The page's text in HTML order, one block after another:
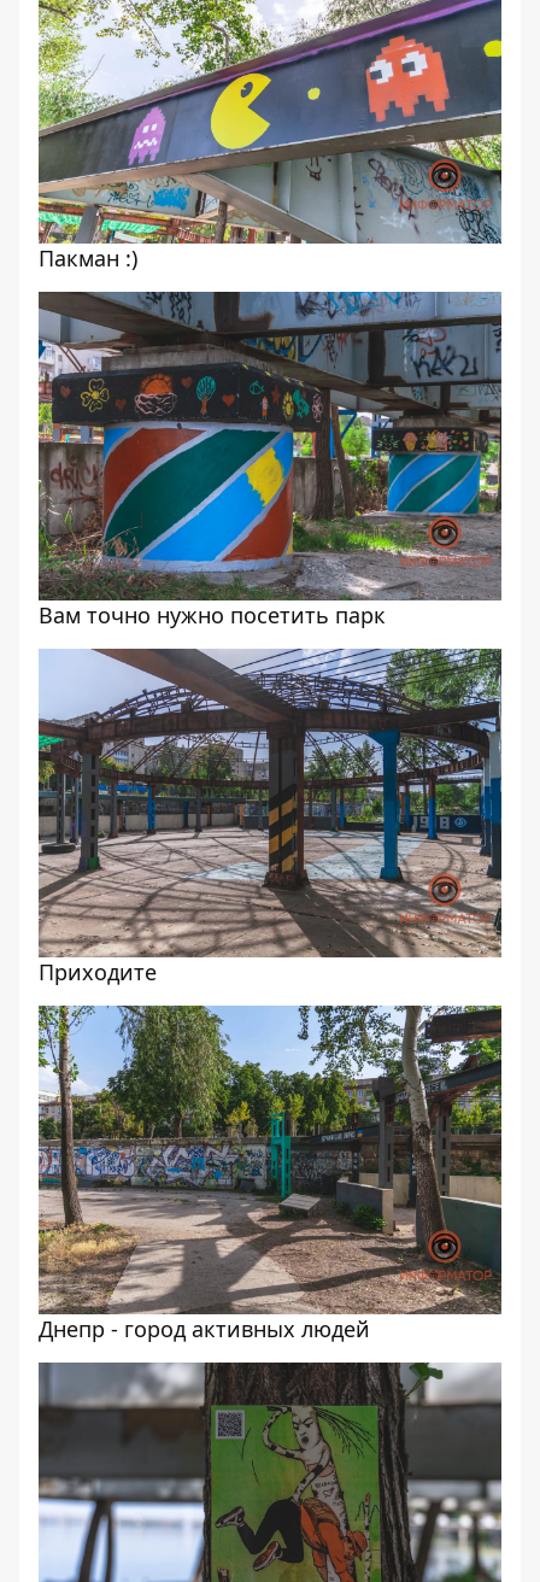
Пакман :)
Вам точно нужно посетить парк
Приходите
Днепр - город активных людей